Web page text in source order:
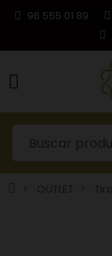
96 555 01 89